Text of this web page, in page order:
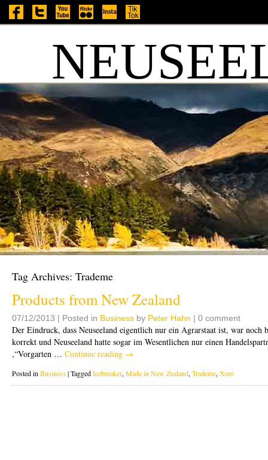
Tag Archives: Trademe
Products from New Zealand
07/12/2013 | Posted in Business by Peter Hahn | 0 comment
Der Eindruck, dass Neuseeland eigentlich nur ein Agrarstaat ist, war noch
korrekt und Neuseeland hatte sogar im Wesentlichen nur einen
,“Vorgarten … Continue reading →
Posted in Business|TaggedIcebreaker, Made in New Zealand, Trademe, Xero